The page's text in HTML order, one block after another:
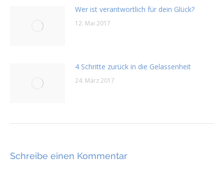
Wer ist verantwortlich für dein Glück?
12. Mai 2017
4 Schritte zurück in die Gelassenheit
24. März 2017
Schreibe einen Kommentar